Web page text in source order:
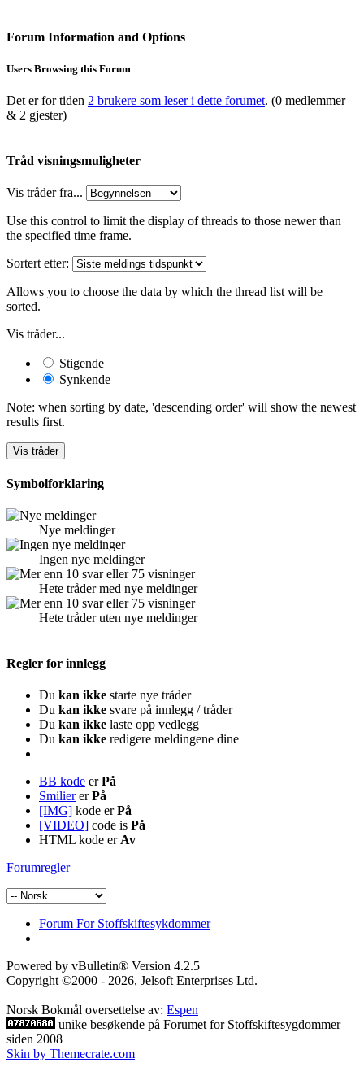
Forum Information and Options
Users Browsing this Forum
Det er for tiden 2 brukere som leser i dette forumet. (0 medlemmer
& 2 gjester)
Tråd visningsmuligheter
Vis tråder fra...
Use this control to limit the display of threads to those newer than
the specified time frame.
Sortert etter:
Allows you to choose the data by which the thread list will be
sorted.
Vis tråder...
Stigende
Synkende
Note: when sorting by date, 'descending order' will show the newest
results first.
Symbolforklaring
Nye meldinger
Ingen nye meldinger
Hete tråder med nye meldinger
Hete tråder uten nye meldinger
Regler for innlegg
Du kan ikke starte nye tråder
Du kan ikke svare på innlegg / tråder
Du kan ikke laste opp vedlegg
Du kan ikke redigere meldingene dine
BB kode erPå
SmiliererPå
[IMG] kode erPå
[VIDEO] code is På
HTML kode er Av
Forumregler
Forum For Stoffskiftesykdommer
Powered by vBulletin® Version 4.2.5
Copyright ©2000 - 2026, Jelsoft Enterprises Ltd.
Norsk Bokmål oversettelse av: Espen
unike besøkende på Forumet for Stoffskiftesygdommer
siden 2008
Skin by Themecrate.com